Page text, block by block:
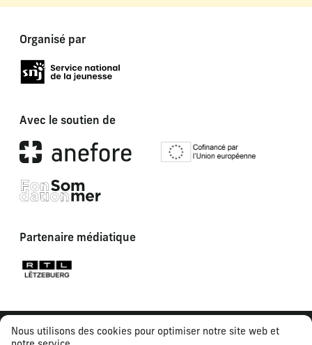
Nous utilisons des cookies pour optimiser notre site web et
Organisé par
Avec le soutien de
Partenaire médiatique